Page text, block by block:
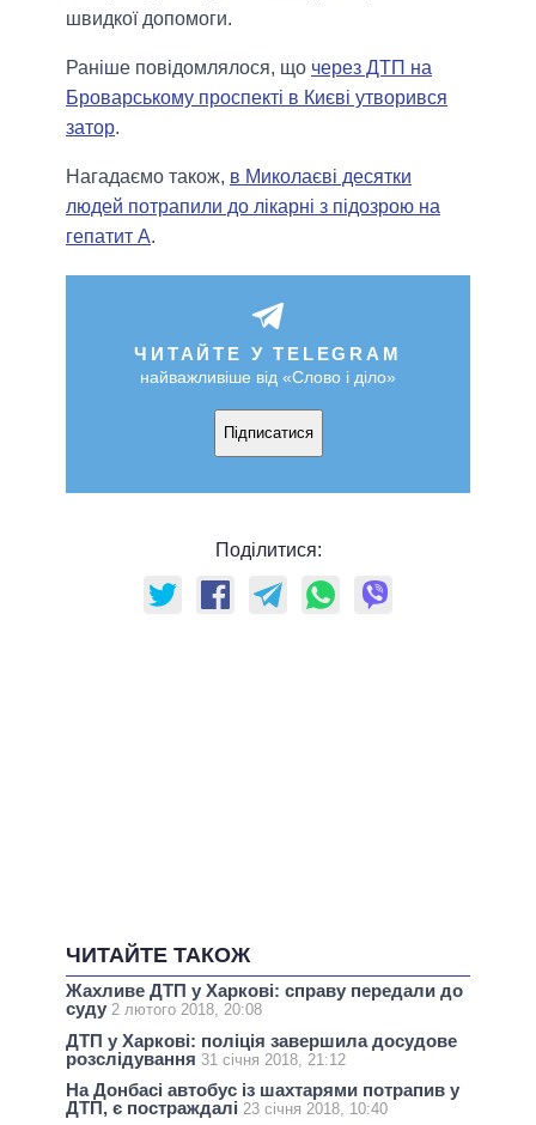
швидкої допомоги.
Раніше повідомлялося, що через ДТП на
Броварському проспекті в Києві утворився
затор.
Нагадаємо також, в Миколаєві десятки
людей потрапили до лікарні з підозрою на
гепатит А.
ЧИТАЙТЕ У TELEGRAM
найважливіше від «Слово і діло»
Підписатися
Поділитися:
ЧИТАЙТЕ ТАКОЖ
Жахливе ДТП у Харкові: справу передали до
суду 2 лютого 2018, 20:08
ДТП у Харкові: поліція завершила досудове
розслідування 31 січня 2018, 21:12
На Донбасі автобус із шахтарями потрапив у
ДТП, є постраждалі 23 січня 2018, 10:40